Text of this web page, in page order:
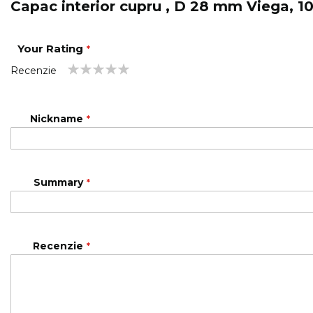
Capac interior cupru , D 28 mm Viega,
Your Rating
Recenzie
Nickname
Summary
Recenzie